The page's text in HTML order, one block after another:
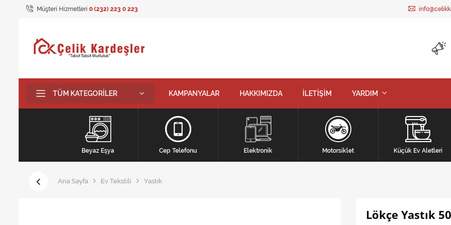
Müşteri Hizmetleri 0 (232) 223 0 223
TÜM KATEGORILER KAMPANYALAR HAKKIMIZDA İLETİŞİM YARDIM
Beyaz Eşya Cep Telefonu Elektronik Motorsiklet Küçük Ev Aletleri
Ana Sayfa Ev Tekstili Yastık
Lökçe Yastık